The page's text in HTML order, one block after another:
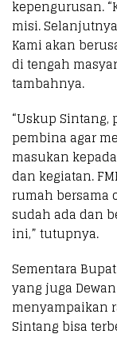
kepengurusan.
misi.
Kami akan
di tengah
tambahnya.
“Uskup Sintang,
pembina agar
masukan
dan kegiatan.
rumah bersama
sudah ada dan
ini,” tutupnya.
Sementara
yang juga
menyampaikan
Sintang bisa